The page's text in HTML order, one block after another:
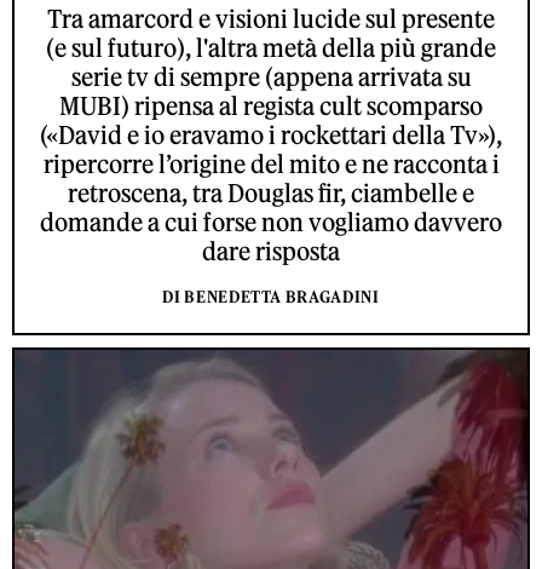
Tra amarcord e visioni lucide sul presente
(e sul futuro), l'altra metà della più grande
serie tv di sempre (appena arrivata su
MUBI) ripensa al regista cult scomparso
(«David e io eravamo i rockettari della Tv»),
ripercorre l’origine del mito e ne racconta i
retroscena, tra Douglas fir, ciambelle e
domande a cui forse non vogliamo davvero
dare risposta
DI BENEDETTA BRAGADINI